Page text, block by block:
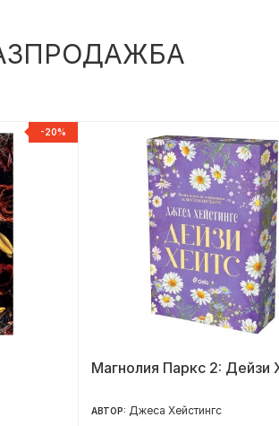
-20%
Магнолия Паркс 2: Дейзи
АВТОР: Джеса Хейстингс